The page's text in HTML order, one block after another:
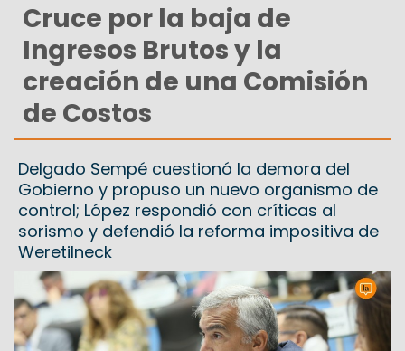
Cruce por la baja de
Ingresos Brutos y la
creación de una Comisión
de Costos
Delgado Sempé cuestionó la demora del
Gobierno y propuso un nuevo organismo de
control; López respondió con críticas al
sorismo y defendió la reforma impositiva de
Weretilneck